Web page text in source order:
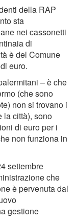
della RAP
sta
nei cassonetti
di
è del Comune
euro.
– è che
(che sono
non si trovano i
la città), sono
di euro per i
non funziona in
settembre
che
è pervenuta dal
gestione